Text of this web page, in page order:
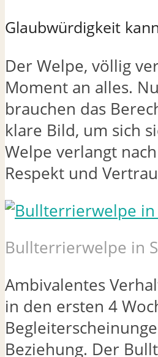
Glaubwürdigkeit
Der Welpe, völlig
Moment an alles.
brauchen das
klare Bild, um sich
Welpe verlangt
Respekt und
Bullterrierwelpe in
Ambivalentes
in den ersten 4
Beziehung. Der